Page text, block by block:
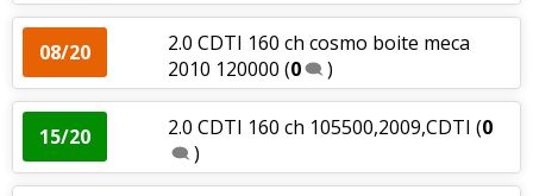
08/20
2.0 CDTI 160 ch cosmo boite meca
2010 120000 (0 )
15/20 2.0 CDTI 160 ch 105500,2009,CDTI (0
)